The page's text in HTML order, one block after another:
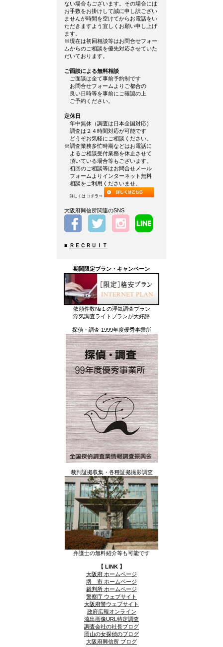
ない場合もございます。その場合には
お手数をお掛けして誠に申し訳ござい
ませんが時間を空けてからお電話をい
ただきますよう宜しくお願い申し上げ
ます。
※現在は初回相談等はお問合せフォー
ムからのご相談を優先対応させていた
だいております。
ご面談による無料相談
ご面談は全て事前予約制です
お問合せフォームよりご都合の
良い日時等を事前にご確認の上
ご予約ください。
定休日
年中無休（調査は日本全国対応）
調査は２４時間対応が可能です
どうぞお気軽にご相談ください。
※調査業務多忙時期などはお電話に
よるご相談受付業務を休止させて
頂いている場合等もございます。
初回のご相談等はお問合せメール
フォームよりインターネット無料
相談をご利用くださいませ。
詳しくは コチラ⇒
大阪府興信所関連のSNS
■ ＲＥＣＲＵＩＴ
期間限定プラン・キャンペーン
依頼件数№１の浮気調査プラン
浮気調査ライトプランが大好評
探偵・調査 1999年度優秀事業所
裁判証拠収集・各種証拠撮影調査
弁護士の無料紹介等も可能です
【 LINK 】
大阪府 ホームページ
堺 市 ホームページ
裁判所 ホームページ
警察庁 ウェブサイト
大阪府警ウェブサイト
政府広報オンライン
流出画像URL特定調査
調査会社の社長ブログ
岡山の女探偵のブログ
大阪府興信所 ブログ